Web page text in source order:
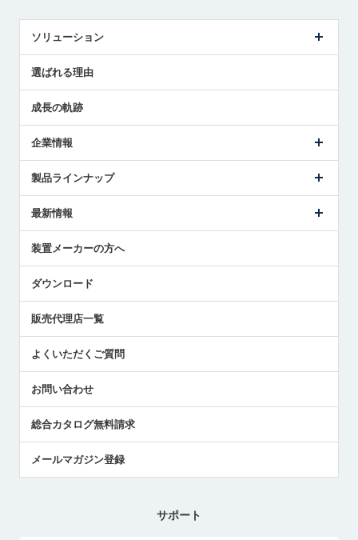
ソリューション
解決策提案
選ばれる理由
成長の軌跡
企業情報
ごあいさつ
受賞履歴
採用情報
国/地域/言語
製品ラインナップ
ツールセッタ製品
エアマイクロセンサ製品
最新情報
メトロールの技術
社員ブログ
中小企業のBCP地震対策
センサのテクニカルガイド
社長ブログ
装置メーカーの方へ
ダウンロード
販売代理店一覧
よくいただくご質問
お問い合わせ
総合カタログ無料請求
メールマガジン登録
サポート